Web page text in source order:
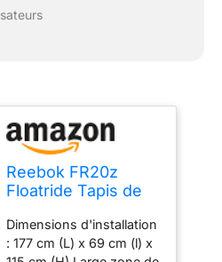
Reebok FR20z
Floatride Tapis de
Dimensions d'installation
: 177 cm (L) x 69 cm (l) x